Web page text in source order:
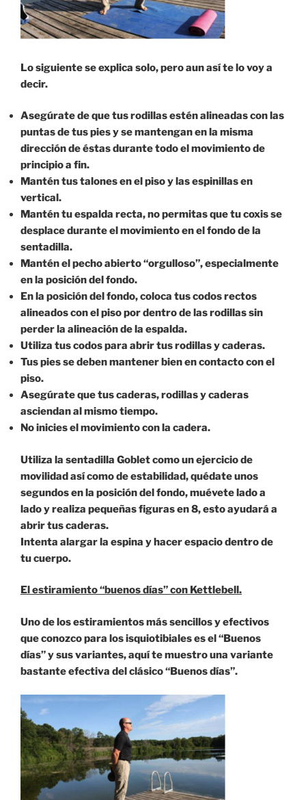
Lo siguiente se explica solo, pero aun así te lo voy a
decir.
Asegúrate de que tus rodillas estén alineadas con las
puntas de tus pies y se mantengan en la misma
dirección de éstas durante todo el movimiento de
principio a fin.
Mantén tus talones en el piso y las espinillas en
vertical.
Mantén tu espalda recta, no permitas que tu coxis se
desplace durante el movimiento en el fondo de la
sentadilla.
Mantén el pecho abierto “orgulloso”, especialmente
en la posición del fondo.
En la posición del fondo, coloca tus codos rectos
alineados con el piso por dentro de las rodillas sin
perder la alineación de la espalda.
Utiliza tus codos para abrir tus rodillas y caderas.
Tus pies se deben mantener bien en contacto con el
piso.
Asegúrate que tus caderas, rodillas y caderas
asciendan al mismo tiempo.
No inicies el movimiento con la cadera.
Utiliza la sentadilla Goblet como un ejercicio de
movilidad así como de estabilidad, quédate unos
segundos en la posición del fondo, muévete lado a
lado y realiza pequeñas figuras en 8, esto ayudará a
abrir tus caderas.
Intenta alargar la espina y hacer espacio dentro de
tu cuerpo.
El estiramiento “buenos días” con Kettlebell.
Uno de los estiramientos más sencillos y efectivos
que conozco para los isquiotibiales es el “Buenos
días” y sus variantes, aquí te muestro una variante
bastante efectiva del clásico “Buenos días”.